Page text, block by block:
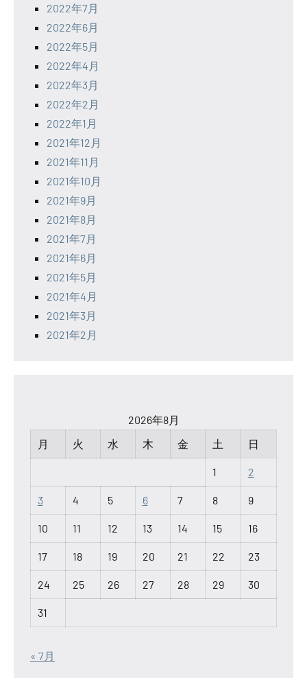
2022年7月
2022年6月
2022年5月
2022年4月
2022年3月
2022年2月
2022年1月
2021年12月
2021年11月
2021年10月
2021年9月
2021年8月
2021年7月
2021年6月
2021年5月
2021年4月
2021年3月
2021年2月
2026年8月
月
火 水 木 金 土 日
1 2
3 4 5 6 7 8 9
10 11 12 13 14 15 16
17 18 19 20 21 22 23
24 25 26 27 28 29 30
31
« 7月